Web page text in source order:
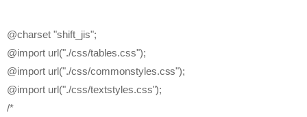
@charset "shift_jis";
@import url("./css/tables.css");
@import url("./css/commonstyles.css");
@import url("./css/textstyles.css");
/*